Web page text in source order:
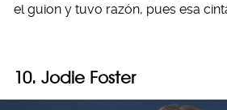
el guion y tuvo razón, pues esa
10. Jodie Foster